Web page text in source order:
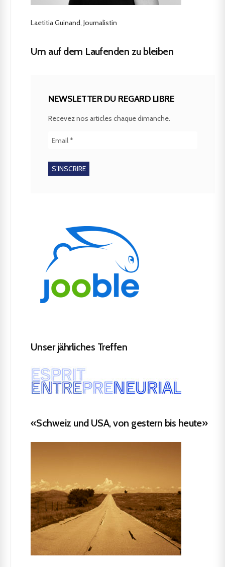
Laetitia Guinand, Journalistin
Um auf dem Laufenden zu bleiben
NEWSLETTER DU REGARD LIBRE
Recevez nos articles chaque dimanche.
Unser jährliches Treffen
«Schweiz und USA, von gestern bis heute»